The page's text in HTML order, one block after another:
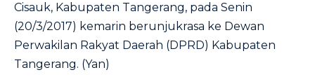
Cisauk, Kabupaten Tangerang, pada Senin
(20/3/2017) kemarin berunjukrasa ke Dewan
Perwakilan Rakyat Daerah (DPRD) Kabupaten
Tangerang. (Yan)